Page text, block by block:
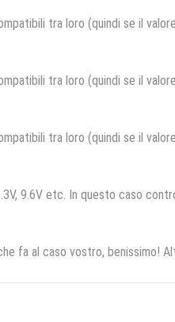
tra loro (quindi se il
tra loro (quindi se il
tra loro (quindi se il
9.6V etc. In questo caso
fa al caso vostro, benissimo!